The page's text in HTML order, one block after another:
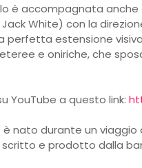
è accompagnata
Jack White) con la
perfetta estensione
e oniriche, che
YouTube a questo link:
è nato durante un
e prodotto dalla